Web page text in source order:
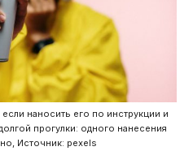
наносить его по инструкции и
прогулки: одного нанесения
Источник: pexels